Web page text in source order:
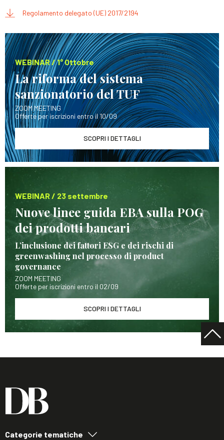
Regolamento delegato (UE) 2017/2194
WEBINAR / 1° Ottobre
La riforma del sistema
sanzionatorio del TUF
ZOOM MEETING
Offerte per iscrizioni entro il 10/09
SCOPRI I DETTAGLI
WEBINAR / 23 settembre
Nuove linee guida EBA sulla POG
dei prodotti bancari
L’inclusione dei fattori ESG e dei rischi di
greenwashing nel processo di product
governance
ZOOM MEETING
Offerte per iscrizioni entro il 02/09
SCOPRI I DETTAGLI
Categorie tematiche